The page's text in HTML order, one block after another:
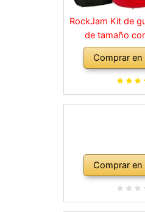
RockJam Kit de
de tamaño
amplificador de
correa, bolsa
púas, golpe,
Comprar
Comprar